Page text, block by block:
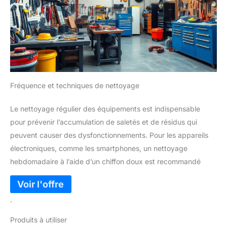
Fréquence et techniques de nettoyage
Le nettoyage régulier des équipements est indispensable
pour prévenir l’accumulation de saletés et de résidus qui
peuvent causer des dysfonctionnements. Pour les appareils
électroniques, comme les smartphones, un nettoyage
hebdomadaire à l’aide d’un chiffon doux est recommandé
.
Produits à utiliser